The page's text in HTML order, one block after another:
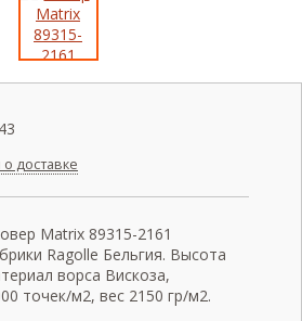
доставке
Matrix 89315-2161
Ragolle Бельгия. Высота
ворса Вискоза,
точек/м2, вес 2150 гр/м2.